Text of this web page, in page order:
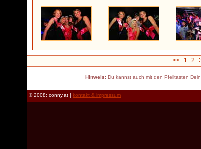
<< 1 2
Hinweis:Du kannst auch mit den Pfeiltasten
© 2008: conny.at | kontakt & impressum